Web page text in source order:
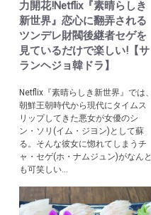
力開花!Netflix『素晴らしき
新世界』恋心に翻弄される
ツンデレ財閥後継者セゲを
見ているだけで楽しい!【サ
ランヘジョ韓ドラ】
Netflix『素晴らしき新世界』では、
朝鮮王朝時代から現代にタイムス
リップしてきた悪女が女優のシ
ン・ソリ(イム・ジヨン)として蘇
る。そんな彼女に惚れてしまうチ
ャ・セゲ(ホ・ナムジュン)がなんと
も可笑しい...